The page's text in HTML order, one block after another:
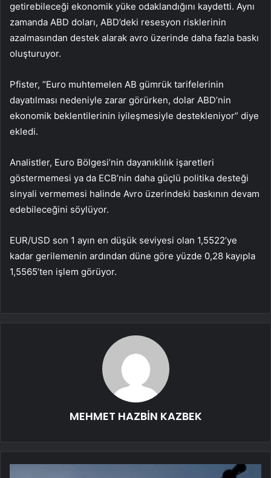
getirebileceği ekonomik yüke odaklandığını kaydetti. Aynı
zamanda ABD doları, ABD’deki resesyon risklerinin
azalmasından destek alarak avro üzerinde daha fazla baskı
oluşturuyor.
Pfister, “Euro muhtemelen AB gümrük tarifelerinin
dayatılması nedeniyle zarar görürken, dolar ABD’nin
ekonomik beklentilerinin iyileşmesiyle destekleniyor” diye
ekledi.
Analistler, Euro Bölgesi’nin dayanıklılık işaretleri
göstermemesi ya da ECB’nin daha güçlü politika desteği
sinyali vermemesi halinde Avro üzerindeki baskının devam
edebileceğini söylüyor.
EUR/USD son 1 ayın en düşük seviyesi olan 1,5522’ye
kadar gerilemenin ardından düne göre yüzde 0,28 kayıpla
1,5565’ten işlem görüyor.
MEHMET HAZBİN KAZBEK